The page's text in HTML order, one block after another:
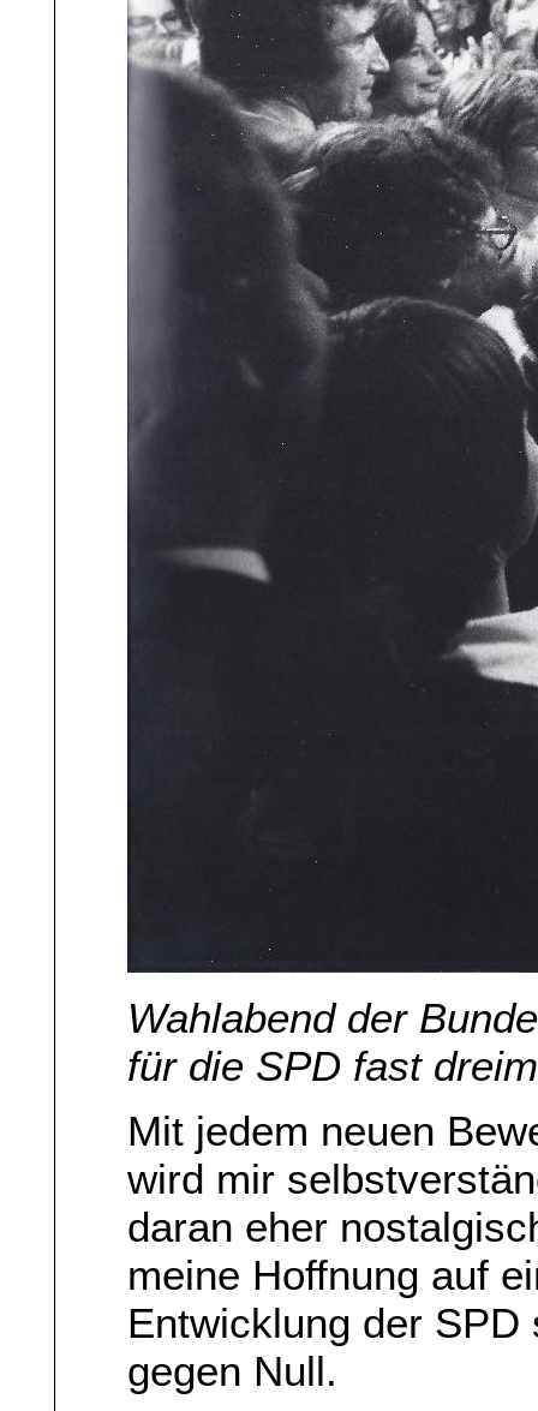
Wahlabend der
für die SPD fast
Mit jedem neuen
wird mir
daran eher
meine Hoffnung auf
Entwicklung der
gegen Null.